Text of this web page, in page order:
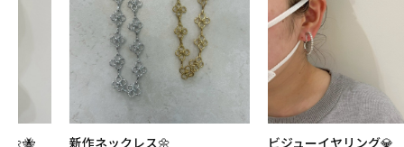
新作ネックレス🌼 ビジューイヤリング💎